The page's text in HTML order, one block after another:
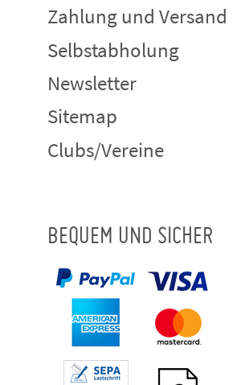
Zahlung und Versand
Selbstabholung
Newsletter
Sitemap
Clubs/Vereine
BEQUEM UND SICHER